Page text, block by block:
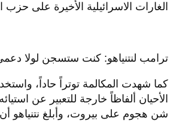
الغارات الاسرائيلية الأخيرة على حزب
ترامب لنتنياهو: كنت ستسجن لولا
كما شهدت المكالمة توتراً حاداً،
الأحيان ألفاظاً خارجة للتعبير عن
شن هجوم على بيروت، وأبلغ نتنياهو